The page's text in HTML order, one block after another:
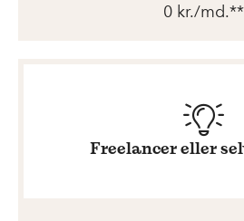
0 kr./md.**
Freelancer eller